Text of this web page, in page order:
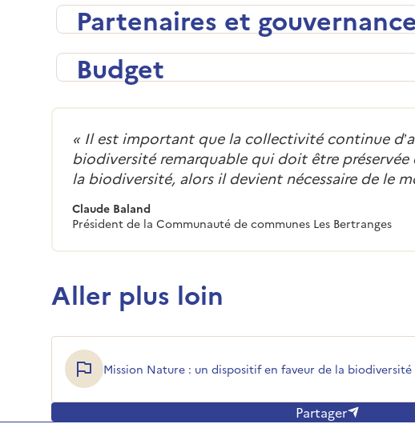
Partenaires et gouvernance
Budget
« Il est important que la collectivité continue
biodiversité remarquable qui doit être
la biodiversité, alors il devient nécessaire de le
Claude Baland
Président de la Communauté de communes Les Bertranges
Aller plus loin
Mission Nature : un dispositif en faveur de la biodiversité
Partager